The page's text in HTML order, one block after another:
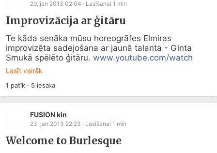
29. jan 2013 02:04 · Lasīšanai 1 min
Improvizācija ar ģitāru
Te kāda senāka mūsu horeogrāfes Elmiras
improvizēta sadejošana ar jaunā talanta - Ginta
Smukā spēlēto ģitāru. www.youtube.com/watch
Lasīt vairāk
1 patīk · 5iesaka
FUSION kin
23. jan 2013 22:23 · Lasīšanai 1 min
Welcome to Burlesque